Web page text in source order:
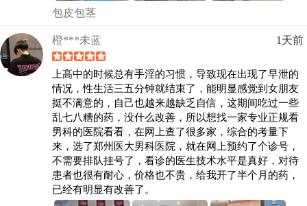
包皮包茎
橙***未蓝 1天前
上高中的时候总有手淫的习惯，导致现在出现了早泄的
情况，性生活三五分钟就结束了，能明显感觉到女朋友
挺不满意的，自己也越来越缺乏自信，这期间吃过一些
乱七八糟的药，没什么改善，所以想找一家专业正规看
男科的医院看看，在网上查了很多家，综合的考量下
来，选了郑州医大男科医院，就在网上预约了个诊号，
不需要排队挂号了，看诊的医生技术水平是真好，对待
患者也很有耐心，价格也不贵，给我开了半个月的药，
已经有明显有改善了。